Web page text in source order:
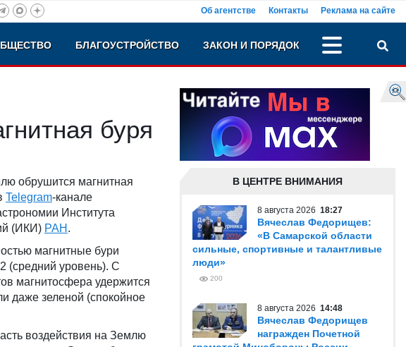
Об агентстве Контакты Реклама на сайте
БЛАГОУСТРОЙСТВО ЗАКОН И ПОРЯДОК
буря
обрушится магнитная
Telegram-канале
Института
(ИКИ) РАН .
магнитные бури
(средний уровень). С
магнитосфера удержится
даже зеленой (спокойное
воздействия на Землю
В ЦЕНТРЕ ВНИМАНИЯ
8 августа 2026 18:27
Вячеслав Федорищев:
«В Самарской области
сильные, спортивные и талантливые
люди»
200
8 августа 2026 14:48
Вячеслав Федорищев
награжден Почетной